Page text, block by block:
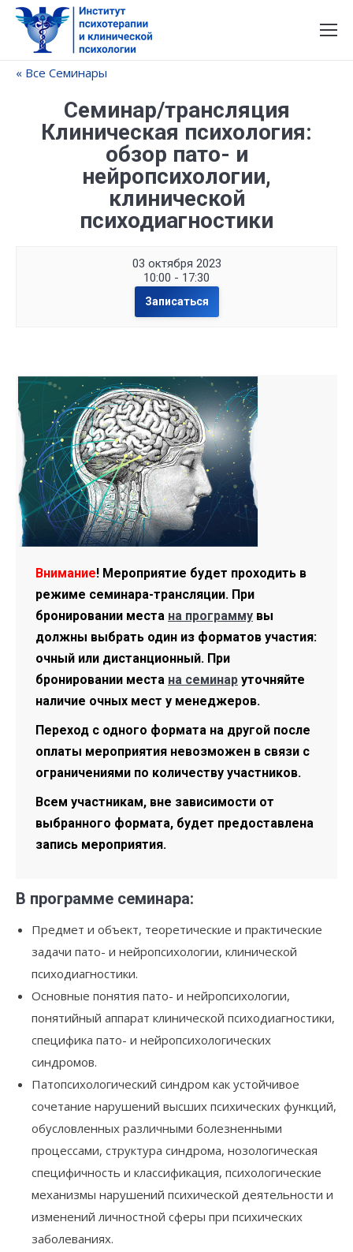
« Все Семинары
Семинар/трансляция
Клиническая психология:
обзор пато- и
нейропсихологии,
клинической
психодиагностики
03 октября 2023
10:00 - 17:30
Записаться
Внимание! Мероприятие будет проходить в
режиме семинара-трансляции. При
бронировании места на программу вы
должны выбрать один из форматов участия:
очный или дистанционный. При
бронировании места на семинар уточняйте
наличие очных мест у менеджеров.
Переход с одного формата на другой после
оплаты мероприятия невозможен в связи с
ограничениями по количеству участников.
Всем участникам, вне зависимости от
выбранного формата, будет предоставлена
запись мероприятия.
В программе семинара:
Предмет и объект, теоретические и практические
задачи пато- и нейропсихологии, клинической
психодиагностики.
Основные понятия пато- и нейропсихологии,
понятийный аппарат клинической психодиагностики,
специфика пато- и нейропсихологических
синдромов.
Патопсихологический синдром как устойчивое
сочетание нарушений высших психических функций,
обусловленных различными болезненными
процессами, структура синдрома, нозологическая
специфичность и классификация, психологические
механизмы нарушений психической деятельности и
изменений личностной сферы при психических
заболеваниях.